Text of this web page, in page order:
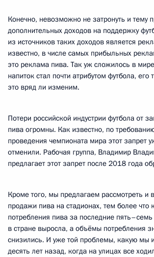
Конечно, невозможно не затронуть и тему
дополнительных доходов на поддержку
из источников таких доходов является
известно, в числе самых прибыльных
это реклама пива. Так уж сложилось в
напиток стал почти атрибутом футбола,
это вряд ли изменим.
Потери российской индустрии футбола от
пива огромны. Как известно, по
проведения чемпионата мира этот запрет
отменили. Рабочая группа, Владимир
предлагает этот запрет после 2018 года
Кроме того, мы предлагаем рассмотреть и
продажи пива на стадионах, тем более что
потребления пива за последние пять–семь
в стране выросла, а объёмы потребления
снизились. И уже той проблемы, какую мы
десять лет назад, когда на улицах все